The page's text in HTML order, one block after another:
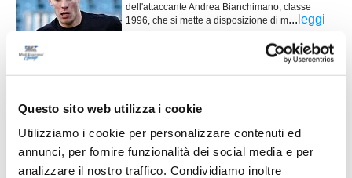
Questo sito web utilizza i cookie
Utilizziamo i cookie per personalizzare contenuti ed
annunci, per fornire funzionalità dei social media e per
analizzare il nostro traffico. Condividiamo inoltre
dell'attaccante Andrea Bianchimano, classe
1996, che si mette a disposizione di m... leggi
16/07/2026
CASTIGNANO. In difesa arriva Andrea
Il Castignano continua a rinforzare la rosa in vista
della nuova stagione e ufficializza l'ingaggio del
difensore centrale Andrea Carminucci, classe '95
arretrato biancorosso. Carminucci arriva dopo le
ultime esperienze con Vis Stella e Azzurra SBT,